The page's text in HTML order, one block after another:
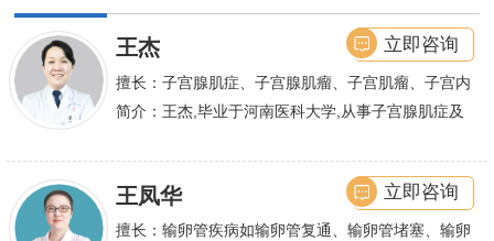
王杰
擅长：子宫腺肌症、子宫腺肌瘤、子宫肌瘤、子宫内
膜异位症等,长年致力于妇科微创手术及显微妇科手
卵管堵塞、输卵管复通、输卵管粘连等女性输卵管性
不孕及子宫性不孕、多囊卵巢等都有丰富诊疗经验
简介：王杰,毕业于河南医科大学,从事子宫腺肌症及
立即咨询
王凤华
擅长：输卵管疾病如输卵管复通、输卵管堵塞、输卵
立即咨询